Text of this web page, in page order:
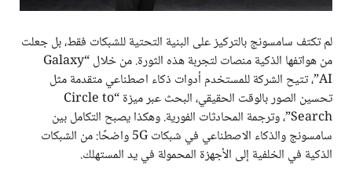
لم تكتف سامسونج بالتركيز على البنية التحتية للشبكات فقط، بل جعلت
من هواتفها الذكية منصات لتجربة هذه الثورة. من خلال “Galaxy
AI”، تتيح الشركة للمستخدم أدوات ذكاء اصطناعي متقدمة مثل
تحسين الصور بالوقت الحقيقي، البحث عبر ميزة “Circle to
Search”، وترجمة المحادثات الفورية. وهكذا يصبح التكامل بين
سامسونج والذكاء الاصطناعي في شبكات 5G واضحًا: من الشبكات
الذكية في الخلفية إلى الأجهزة المحمولة في يد المستهلك.